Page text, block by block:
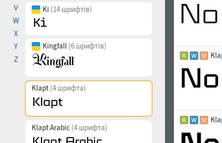
V
W
X
Y
Z
Ki (14 шрифтів)
Kingfall (6 шрифтів)
Klapt (4 шрифта)
Klapt Arabic (4 шрифта)